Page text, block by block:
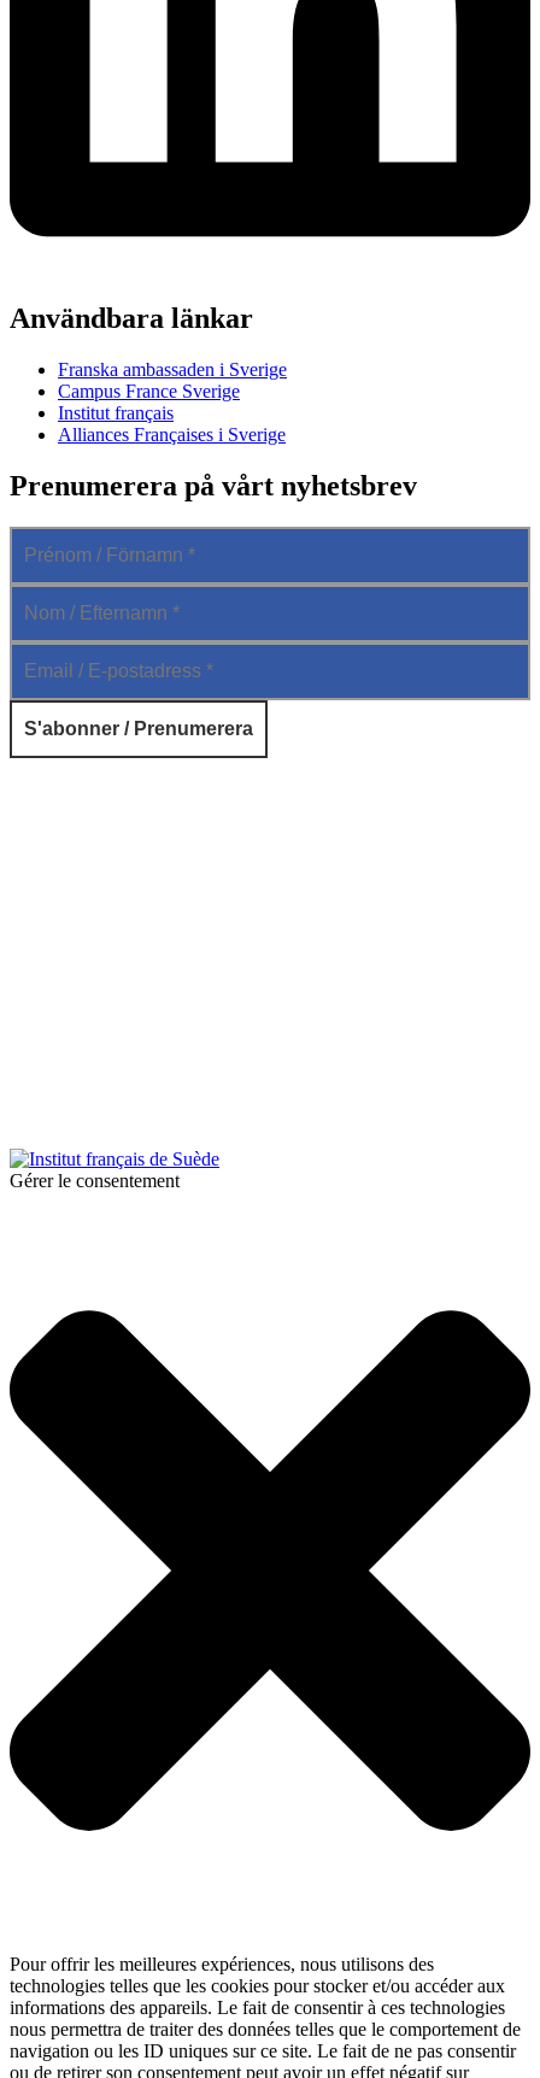
Användbara länkar
Franska ambassaden i Sverige
Campus France Sverige
Institut français
Alliances Françaises i Sverige
Prenumerera på vårt nyhetsbrev
Gérer le consentement
Pour offrir les meilleures expériences, nous utilisons des
technologies telles que les cookies pour stocker et/ou accéder aux
informations des appareils. Le fait de consentir à ces technologies
nous permettra de traiter des données telles que le comportement de
navigation ou les ID uniques sur ce site. Le fait de ne pas consentir
ou de retirer son consentement peut avoir un effet négatif sur